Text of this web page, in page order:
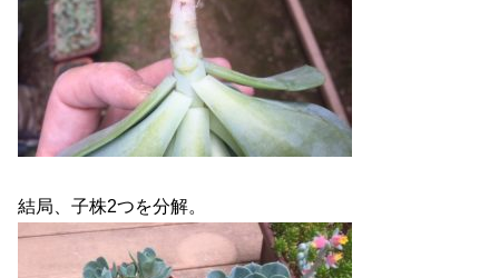
結局、子株2つを分解。